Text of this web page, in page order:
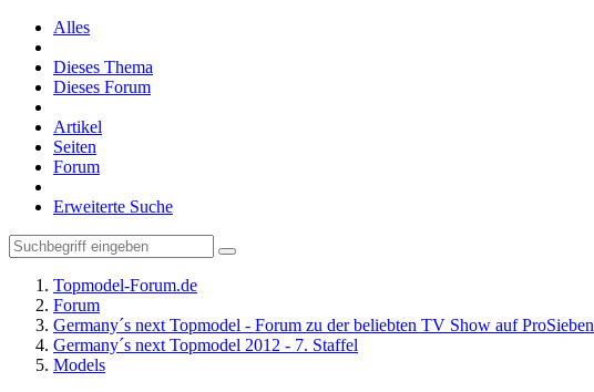
Alles
Dieses Thema
Dieses Forum
Artikel
Seiten
Forum
Erweiterte Suche
Topmodel-Forum.de
Forum
Germany´s next Topmodel - Forum zu der beliebten TV Show auf ProSieben
Germany´s next Topmodel 2012 - 7. Staffel
Models